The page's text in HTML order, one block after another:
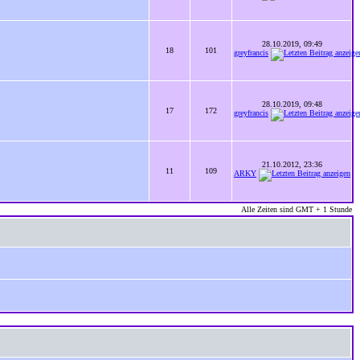
18 101
28.10.2019, 09:49
greyfrancis
17 172
28.10.2019, 09:48
greyfrancis
11 109
21.10.2012, 23:36
ARKY
Alle Zeiten sind GMT + 1 Stunde